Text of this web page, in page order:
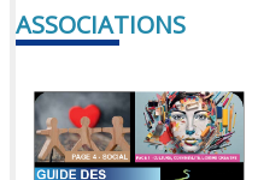
ASSOCIATIONS